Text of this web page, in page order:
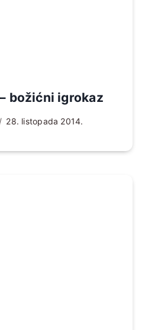
božićni igrokaz
28. listopada 2014.